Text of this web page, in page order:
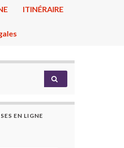
ITINÉRAIRE
EN LIGNE